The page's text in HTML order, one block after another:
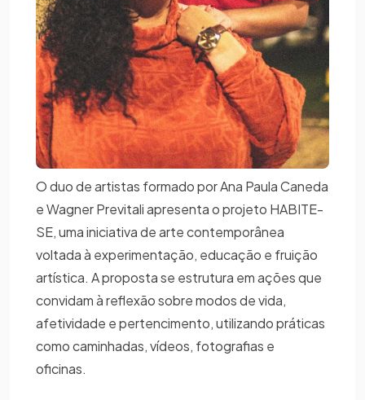
O duo de artistas formado por Ana Paula Caneda
e Wagner Previtali apresenta o projeto HABITE-
SE, uma iniciativa de arte contemporânea
voltada à experimentação, educação e fruição
artística. A proposta se estrutura em ações que
convidam à reflexão sobre modos de vida,
afetividade e pertencimento, utilizando práticas
como caminhadas, vídeos, fotografias e
oficinas.